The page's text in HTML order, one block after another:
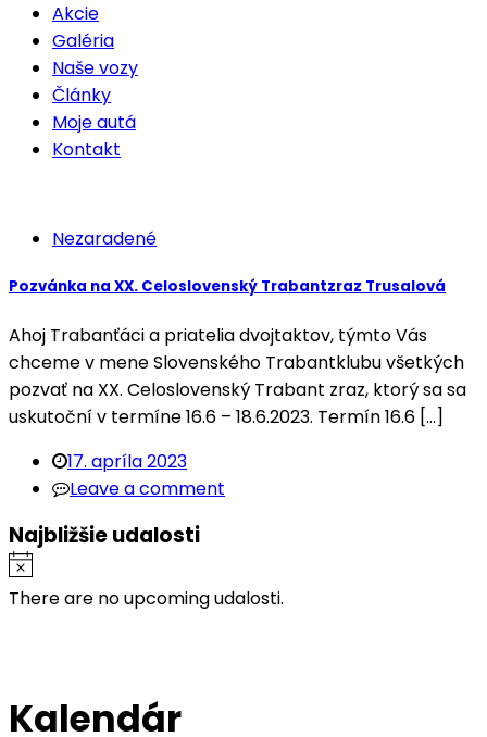
Akcie
Galéria
Naše vozy
Články
Moje autá
Kontakt
Nezaradené
Pozvánka na XX. Celoslovenský Trabantzraz Trusalová
Ahoj Trabanťáci a priatelia dvojtaktov, týmto Vás
chceme v mene Slovenského Trabantklubu všetkých
pozvať na XX. Celoslovenský Trabant zraz, ktorý sa sa
uskutoční v termíne 16.6 – 18.6.2023. Termín 16.6 […]
17. apríla 2023
Leave a comment
Najbližšie udalosti
There are no upcoming udalosti.
Kalendár